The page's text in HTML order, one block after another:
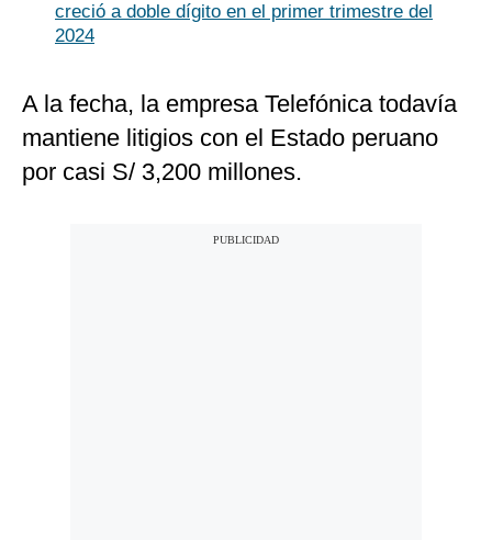
creció a doble dígito en el primer trimestre del
2024
A la fecha, la empresa Telefónica todavía
mantiene litigios con el Estado peruano
por casi S/ 3,200 millones.